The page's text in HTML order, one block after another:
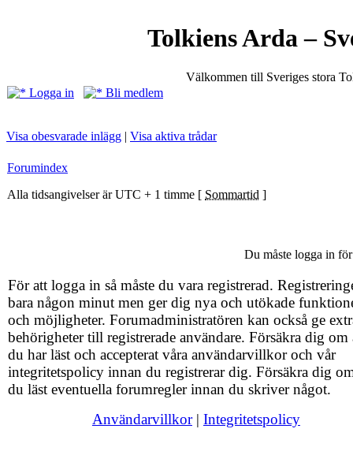
Tolkiens Arda –
Välkommen till Sveriges stora
Logga in
Bli medlem
Visa obesvarade inlägg | Visa aktiva trådar
Forumindex
Alla tidsangivelser är UTC + 1 timme [ Sommartid ]
Du måste logga in
För att logga in så måste du vara registrerad.
bara någon minut men ger dig nya och utökade
och möjligheter. Forumadministratören kan också ge
behörigheter till registrerade användare. Försäkra dig om
du har läst och accepterat våra användarvillkor och vår
integritetspolicy innan du registrerar dig. Försäkra dig
du läst eventuella forumregler innan du skriver något.
Användarvillkor| Integritetspolicy